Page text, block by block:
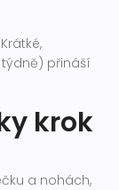
přináší
krok
a nohách,